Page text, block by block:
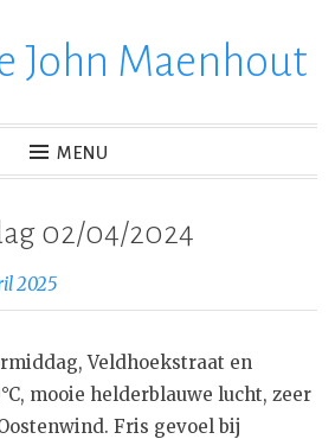
John Maenhout
MENU
02/04/2024
2025
Veldhoekstraat en
mooie helderblauwe lucht, zeer
Fris gevoel bij